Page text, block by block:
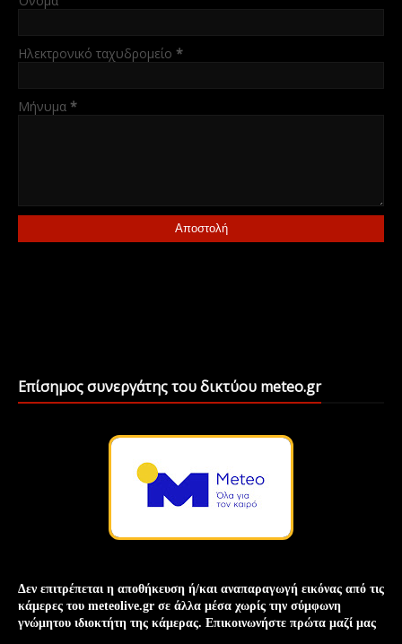
Ηλεκτρονικό ταχυδρομείο *
Μήνυμα *
Επίσημος συνεργάτης του δικτύου meteo.gr
Δεν επιτρέπεται η αποθήκευση ή/και αναπαραγωγή εικόνας από τις
κάμερες του meteolive.gr σε άλλα μέσα χωρίς την σύμφωνη
γνώμητου ιδιοκτήτη της κάμερας. Επικοινωνήστε πρώτα μαζί μας